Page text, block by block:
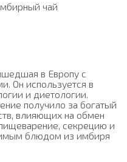
чай
в Европу с
Он используется в
и диетологии.
получило за богатый
влияющих на обмен
секрецию и
блюдом из имбиря